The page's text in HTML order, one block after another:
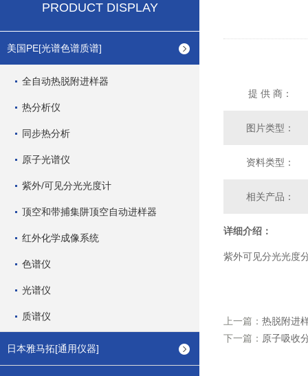
PRODUCT DISPLAY
美国PE[光谱色谱质谱]
全自动热脱附进样器
热分析仪
同步热分析
原子光谱仪
紫外/可见分光光度计
顶空和带捕集阱顶空自动进样器
红外化学成像系统
色谱仪
光谱仪
质谱仪
日本雅马拓[通用仪器]
提 供 商：
图片类型：
资料类型：
相关产品：
详细介绍：
紫外可见分光光度
上一篇： 热脱附进
下一篇： 原子吸收